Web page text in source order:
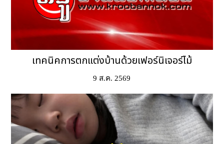
เทคนิคการตกแต่งบ้านด้วยเฟอร์นิเจอร์ไม้
9 ส.ค. 2569